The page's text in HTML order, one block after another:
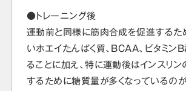
●トレーニング後
運動前と同様に筋肉合成を促進する
いホエイたんぱく質、BCAA、ビタミン
ることに加え、特に運動後はインスリ
するために糖質量が多くなっているの